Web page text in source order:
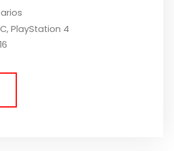
ofrece pantallas por
los jugadores competirán
modos de combate
,PlayStation 4